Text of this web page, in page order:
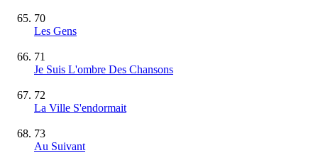
70
Les Gens
71
Je Suis L'ombre Des Chansons
72
La Ville S'endormait
73
Au Suivant